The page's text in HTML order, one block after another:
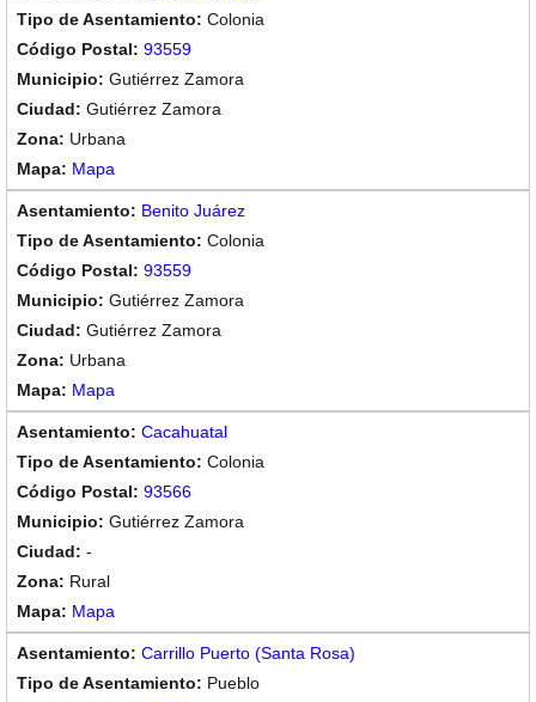
Colonia
93559
Gutiérrez Zamora
Gutiérrez Zamora
Urbana
Mapa
Benito Juárez
Colonia
93559
Gutiérrez Zamora
Gutiérrez Zamora
Urbana
Mapa
Cacahuatal
Colonia
93566
Gutiérrez Zamora
-
Rural
Mapa
Carrillo Puerto (Santa Rosa)
Pueblo